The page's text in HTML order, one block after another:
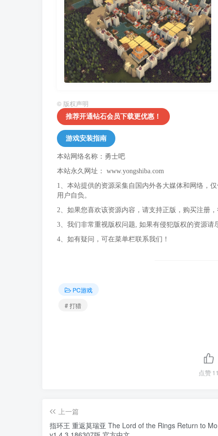
© 版权声明
推荐开通钻石会员下载更优惠！
游戏安装指南
本站网络名称：勇士吧
本站永久网址： www.yongshiba.com
1、本站提供的资源采集自国内外各大媒体和网络，
用户自负。
2、如果您喜欢该资源内容，请支持正版，购买注册
3、我们非常重视版权问题, 如果有侵犯版权的资源
4、如有疑问，可在菜单栏联系我们！
PC游戏
# 打猎
点赞
上一篇
指环王 重返莫瑞亚 The Lord of the Rings Return to